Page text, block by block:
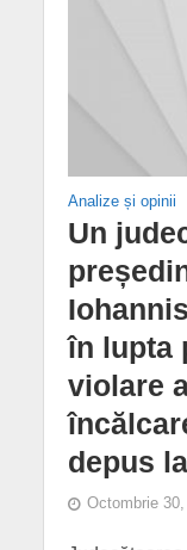
Analize și opinii
Un
în lupta
violare
depus
Octombrie 30,